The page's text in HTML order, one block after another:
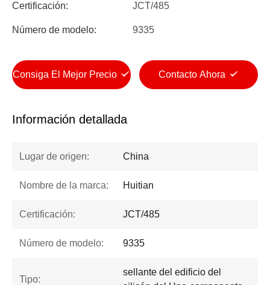
Certificación: JCT/485
Número de modelo: 9335
Consiga El Mejor Precio Contacto Ahora
Información detallada
Lugar de origen: China
Nombre de la marca: Huitian
Certificación: JCT/485
Número de modelo: 9335
Tipo:
sellante del edificio del